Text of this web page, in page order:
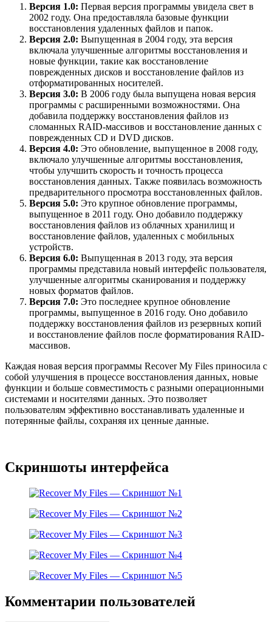
Версия 1.0: Первая версия программы увидела свет в
2002 году. Она предоставляла базовые функции
восстановления удаленных файлов и папок.
Версия 2.0: Выпущенная в 2004 году, эта версия
включала улучшенные алгоритмы восстановления и
новые функции, такие как восстановление
поврежденных дисков и восстановление файлов из
отформатированных носителей.
Версия 3.0: В 2006 году была выпущена новая версия
программы с расширенными возможностями. Она
добавила поддержку восстановления файлов из
сломанных RAID-массивов и восстановление данных с
поврежденных CD и DVD дисков.
Версия 4.0: Это обновление, выпущенное в 2008 году,
включало улучшенные алгоритмы восстановления,
чтобы улучшить скорость и точность процесса
восстановления данных. Также появилась возможность
предварительного просмотра восстановленных файлов.
Версия 5.0: Это крупное обновление программы,
выпущенное в 2011 году. Оно добавило поддержку
восстановления файлов из облачных хранилищ и
восстановление файлов, удаленных с мобильных
устройств.
Версия 6.0: Выпущенная в 2013 году, эта версия
программы представила новый интерфейс пользователя,
улучшенные алгоритмы сканирования и поддержку
новых форматов файлов.
Версия 7.0: Это последнее крупное обновление
программы, выпущенное в 2016 году. Оно добавило
поддержку восстановления файлов из резервных копий
и восстановление файлов после форматирования RAID-
массивов.
Каждая новая версия программы Recover My Files приносила с
собой улучшения в процессе восстановления данных, новые
функции и больше совместимость с разными операционными
системами и носителями данных. Это позволяет
пользователям эффективно восстанавливать удаленные и
потерянные файлы, сохраняя их ценные данные.
Скриншоты интерфейса
Комментарии пользователей